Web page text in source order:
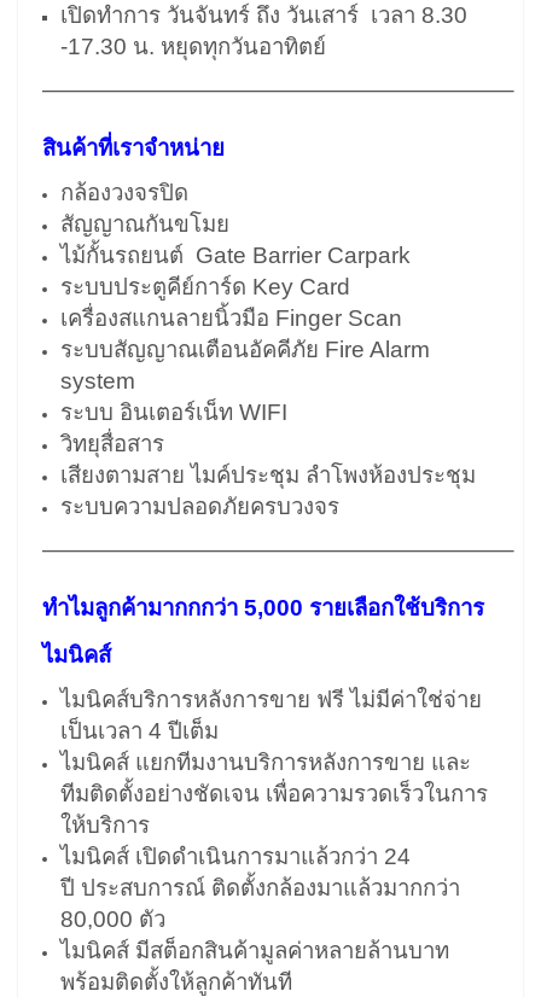
เปิดทำการ วันจันทร์ ถึง วันเสาร์ เวลา 8.30
-17.30 น. หยุดทุกวันอาทิตย์
————————————————————–
สินค้าที่เราจำหน่าย
กล้องวงจรปิด
สัญญาณกันขโมย
ไม้กั้นรถยนต์ Gate Barrier Carpark
ระบบประตูคีย์การ์ด Key Card
เครื่องสแกนลายนิ้วมือ Finger Scan
ระบบสัญญาณเตือนอัคคีภัย Fire Alarm
system
ระบบ อินเตอร์เน็ท WIFI
วิทยุสื่อสาร
เสียงตามสาย ไมค์ประชุม ลำโพงห้องประชุม
ระบบความปลอดภัยครบวงจร
————————————————————–
ทำไมลูกค้ามากกกว่า 5,000 รายเลือกใช้บริการ
ไมนิคส์
ไมนิคส์บริการหลังการขาย ฟรี ไม่มีค่าใช่จ่าย
เป็นเวลา 4 ปีเต็ม
ไมนิคส์ แยกทีมงานบริการหลังการขาย และ
ทีมติดตั้งอย่างชัดเจน เพื่อความรวดเร็วในการ
ให้บริการ
ไมนิคส์ เปิดดำเนินการมาแล้วกว่า 24
ปี ประสบการณ์ ติดตั้งกล้องมาแล้วมากกว่า
80,000 ตัว
ไมนิคส์ มีสต็อกสินค้ามูลค่าหลายล้านบาท
พร้อมติดตั้งให้ลูกค้าทันที